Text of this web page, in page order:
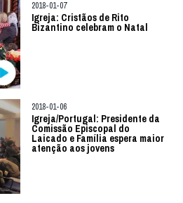
2018-01-07
Igreja: Cristãos de Rito
Bizantino celebram o Natal
2018-01-06
Igreja/Portugal: Presidente da
Comissão Episcopal do
Laicado e Família espera maior
atenção aos jovens